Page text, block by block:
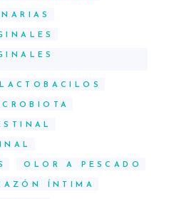
LACTOBACILOS
OLOR A PESCADO
ÍNTIMA